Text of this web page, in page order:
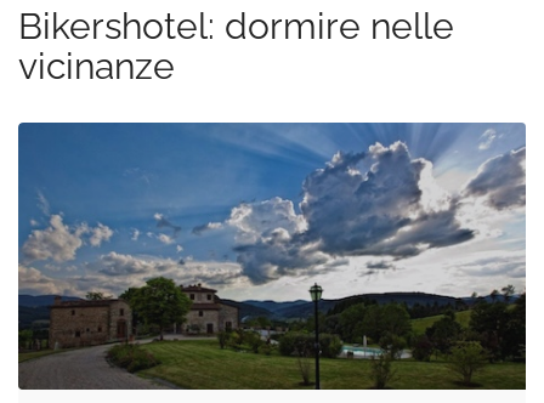
Bikershotel: dormire nelle
vicinanze